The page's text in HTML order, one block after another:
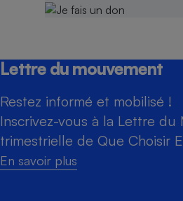
Lettre du mouvement
Restez informé et mobilisé !
Inscrivez-vous à la Lettre du
trimestrielle de Que Choisir
En savoir plus